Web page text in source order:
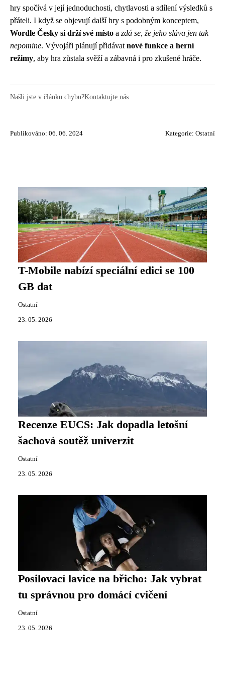
hry spočívá v její jednoduchosti, chytlavosti a sdílení výsledků s
přáteli. I když se objevují další hry s podobným konceptem,
Wordle Česky si drží své místo a zdá se, že jeho sláva jen tak
nepomine. Vývojáři plánují přidávat nové funkce a herní
režimy, aby hra zůstala svěží a zábavná i pro zkušené hráče.
Našli jste v článku chybu?Kontaktujte nás
Publikováno: 06. 06. 2024 Kategorie: Ostatní
T-Mobile nabízí speciální edici se 100
GB dat
Ostatní
23. 05. 2026
Recenze EUCS: Jak dopadla letošní
šachová soutěž univerzit
Ostatní
23. 05. 2026
Posilovací lavice na břicho: Jak vybrat
tu správnou pro domácí cvičení
Ostatní
23. 05. 2026